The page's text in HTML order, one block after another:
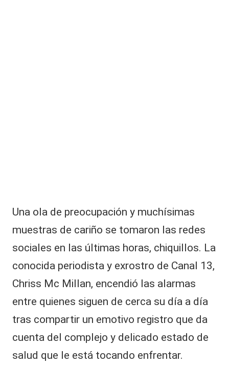
Una ola de preocupación y muchísimas
muestras de cariño se tomaron las redes
sociales en las últimas horas, chiquillos. La
conocida periodista y exrostro de Canal 13,
Chriss Mc Millan, encendió las alarmas
entre quienes siguen de cerca su día a día
tras compartir un emotivo registro que da
cuenta del complejo y delicado estado de
salud que le está tocando enfrentar.